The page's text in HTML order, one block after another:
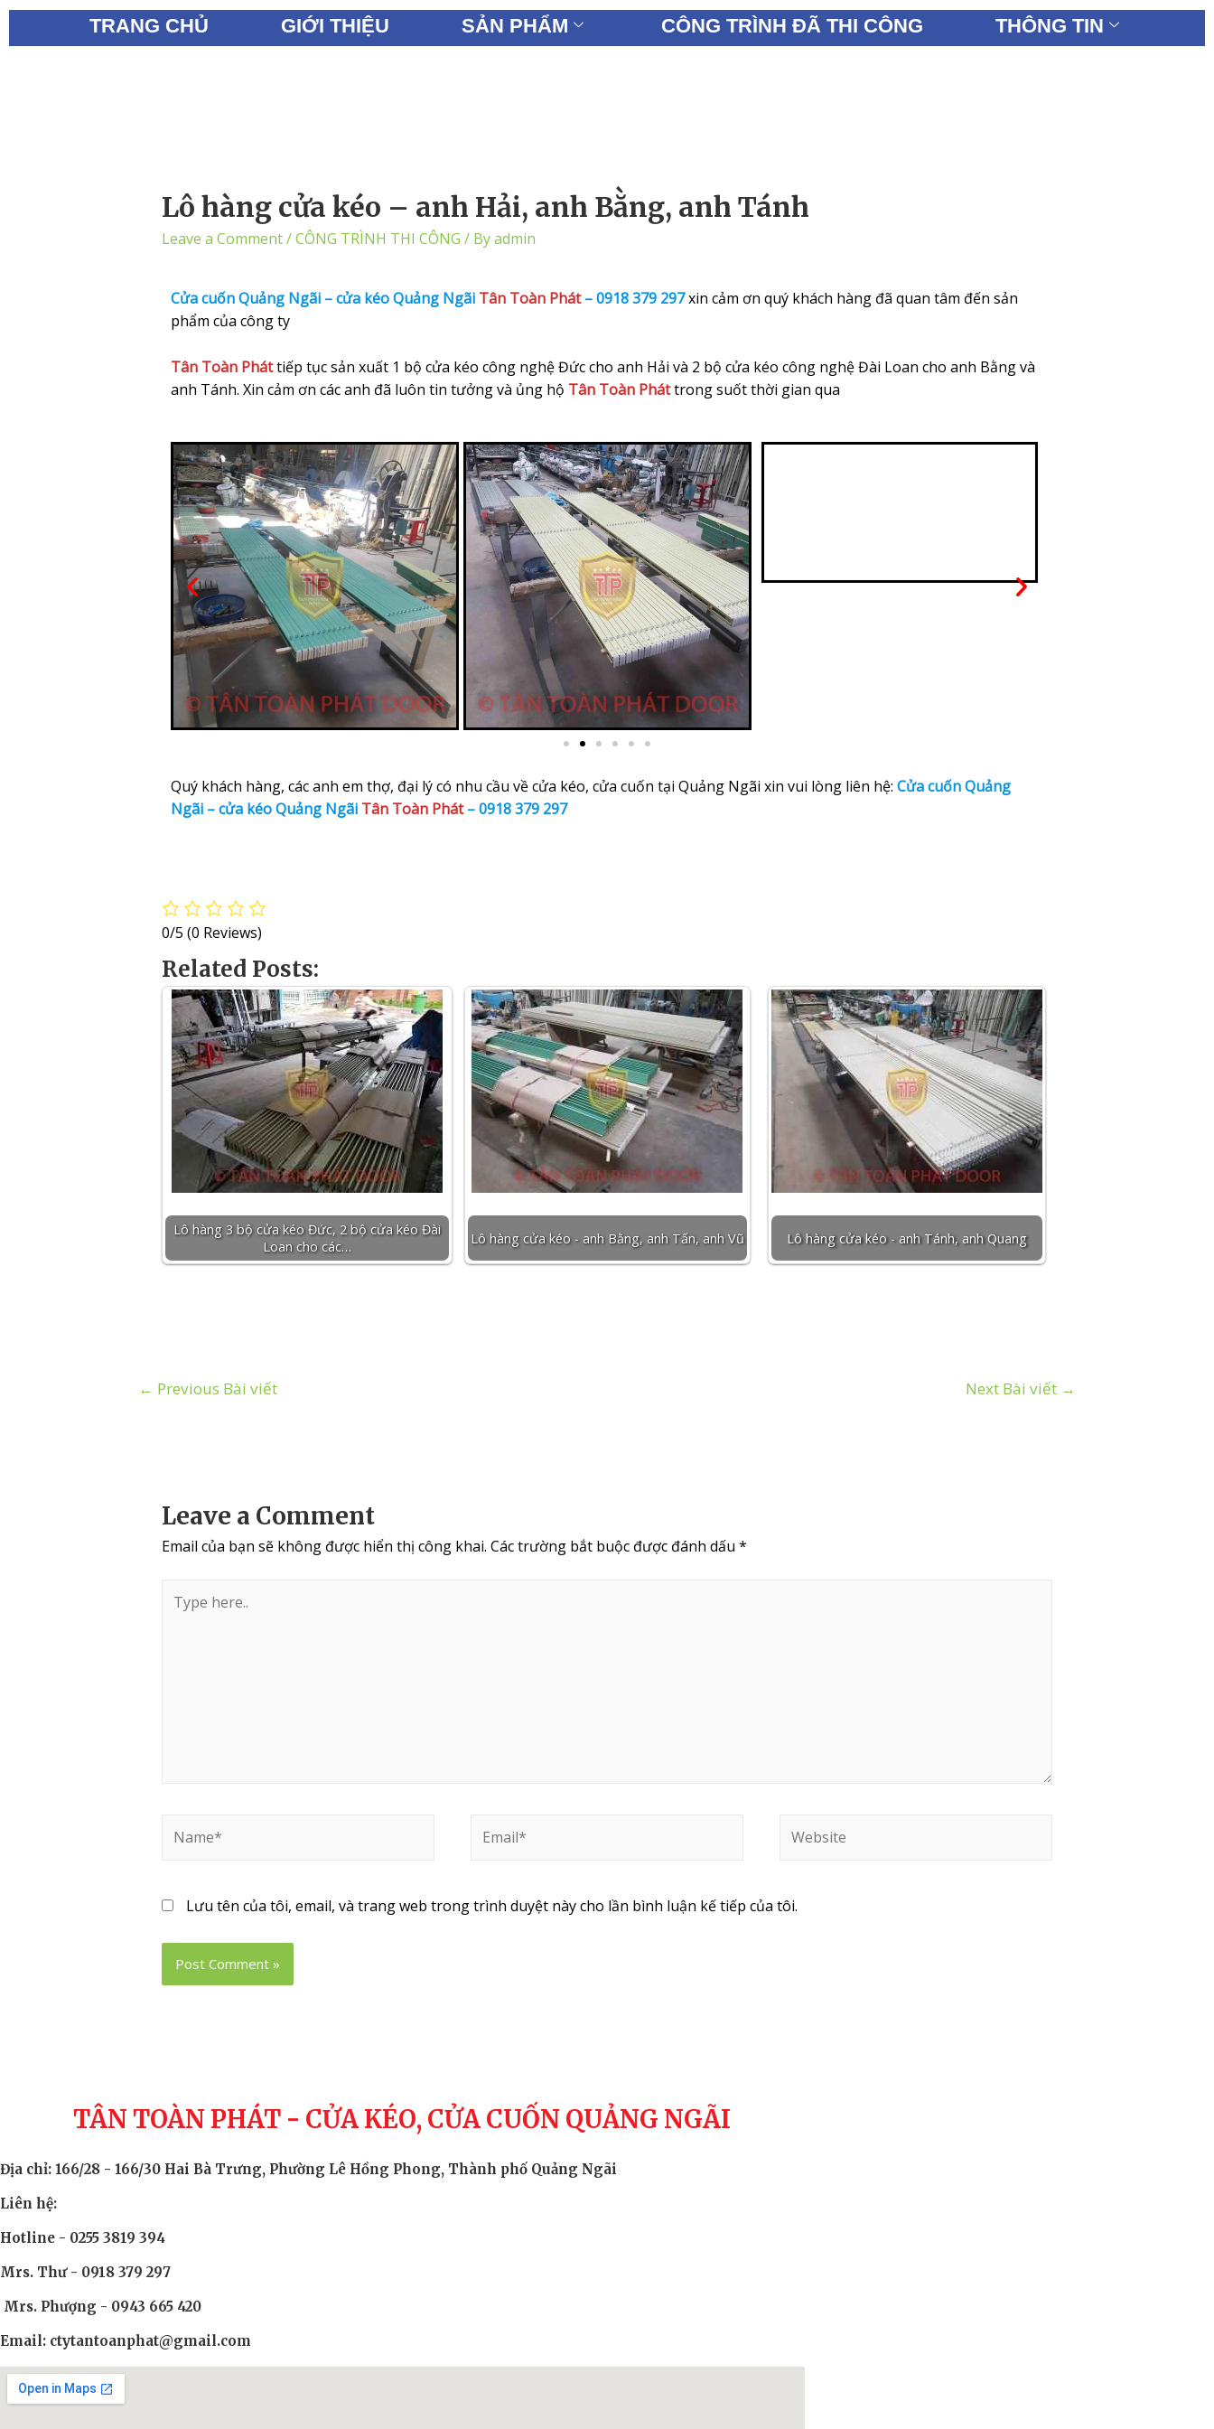
TRANG CHỦ GIỚI THIỆU SẢN PHẨM CÔNG TRÌNH ĐÃ THI CÔNG
THÔNG TIN
Lô hàng cửa kéo – anh Hải, anh Bằng, anh Tánh
Leave a Comment/CÔNG TRÌNH THI CÔNG / Byadmin
Cửacuốn Quảng Ngãi – cửa kéo Quảng Ngãi Tân Toàn Phát –0918 379 297xin cảm ơn quý khách hàng đã quan tâm đến sản
phẩm của công ty
Tân Toàn Pháttiếp tục sản xuất 1 bộ cửa kéo công nghệ Đức cho anh Hải và 2 bộ cửa kéo công nghệ Đài Loan cho anh Bằng và
anh Tánh. Xin cảm ơn các anh đã luôn tin tưởng và ủng hộ Tân Toàn Pháttrong suốt thời gian qua
Quý khách hàng, các anh em thợ, đại lý có nhu cầu về cửa kéo, cửa cuốn tại Quảng Ngãi xin vui lòng liên hệ: Cửa cuốn Quảng
Ngãi – cửa kéo Quảng Ngãi Tân Toàn Phát –0918 379 297
0/5 (0 Reviews)
Related Posts:
Lô hàng 3 bộ cửa kéo Đức, 2 bộ cửa kéo Đài
Loan cho các…
Lô hàng cửa kéo - anh Bằng, anh Tấn, anh Vũ Lô hàng cửa kéo - anh Tánh, anh Quang
← Previous Bài viết Next Bài viết →
Leave a Comment
Email của bạn sẽ không được hiển thị công khai. Các trường bắt buộc được đánh dấu *
Lưu tên của tôi, email, và trang web trong trình duyệt này cho lần bình luận kế tiếp của tôi.
TÂN TOÀN PHÁT - CỬA KÉO, CỬA CUỐN QUẢNG NGÃI
Địa chỉ: 166/28 - 166/30 Hai Bà Trưng, Phường Lê Hồng Phong, Thành phố Quảng Ngãi
Liên hệ:
Hotline - 0255 3819 394
Mrs. Thư - 0918 379 297
Mrs. Phượng - 0943 665 420
Email: ctytantoanphat@gmail.com